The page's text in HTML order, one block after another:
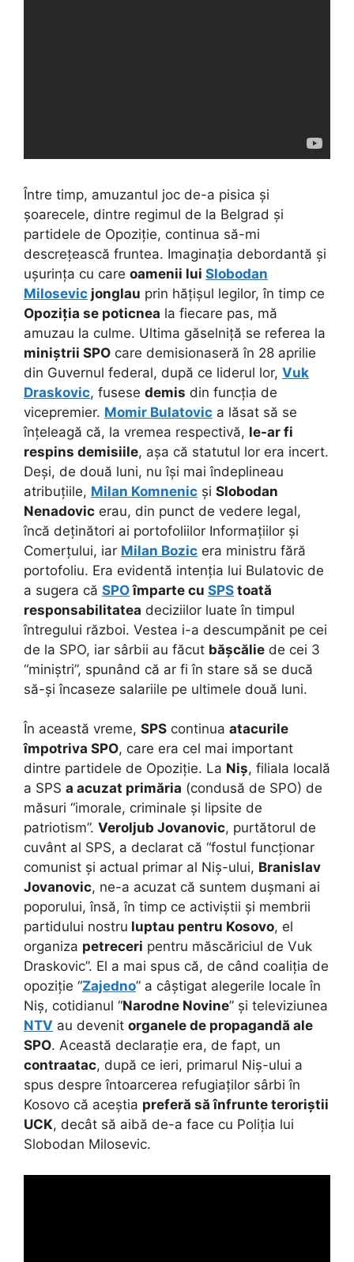
Între timp, amuzantul joc de-a pisica și
șoarecele, dintre regimul de la Belgrad și
partidele de Opoziție, continua să-mi
descrețească fruntea. Imaginația debordantă și
ușurința cu care oamenii lui Slobodan
Milosevic jonglau prin hățișul legilor, în timp ce
Opoziția se poticnea la fiecare pas, mă
amuzau la culme. Ultima găselniță se referea la
miniștrii SPO care demisionaseră în 28 aprilie
din Guvernul federal, după ce liderul lor, Vuk
Draskovic, fusese demis din funcția de
vicepremier. Momir Bulatovic a lăsat să se
înțeleagă că, la vremea respectivă, le-ar fi
respins demisiile, așa că statutul lor era incert.
Deși, de două luni, nu își mai îndeplineau
atribuțiile, Milan Komnenic și Slobodan
Nenadovic erau, din punct de vedere legal,
încă deținători ai portofoliilor Informațiilor și
Comerțului, iar Milan Bozic era ministru fără
portofoliu. Era evidentă intenția lui Bulatovic de
a sugera că SPOîmparte cu SPS toată
responsabilitatea deciziilor luate în timpul
întregului război. Vestea i-a descumpănit pe cei
de la SPO, iar sârbii au făcut bășcălie de cei 3
“miniștri”, spunând că ar fi în stare să se ducă
să-și încaseze salariile pe ultimele două luni.
În această vreme, SPS continua atacurile
împotriva SPO, care era cel mai important
dintre partidele de Opoziție. La Niș, filiala locală
a SPS a acuzat primăria (condusă de SPO) de
măsuri “imorale, criminale și lipsite de
patriotism”. Veroljub Jovanovic, purtătorul de
cuvânt al SPS, a declarat că “fostul funcționar
comunist și actual primar al Niș-ului, Branislav
Jovanovic, ne-a acuzat că suntem dușmani ai
poporului, însă, în timp ce activiștii și membrii
partidului nostru luptau pentru Kosovo, el
organiza petreceri pentru măscăriciul de Vuk
Draskovic”. El a mai spus că, de când coaliția de
opoziție “Zajedno” a câștigat alegerile locale în
Niș, cotidianul “Narodne Novine” și televiziunea
NTV au devenit organele de propagandă ale
SPO. Această declarație era, de fapt, un
contraatac, după ce ieri, primarul Niș-ului a
spus despre întoarcerea refugiaților sârbi în
Kosovo că aceștia preferă să înfrunte teroriștii
UCK, decât să aibă de-a face cu Poliția lui
Slobodan Milosevic.